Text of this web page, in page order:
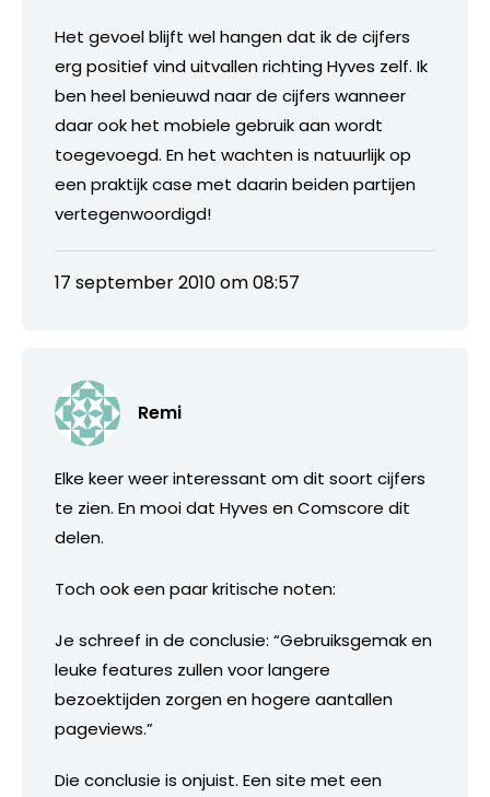
Het gevoel blijft wel hangen dat ik de cijfers
erg positief vind uitvallen richting Hyves zelf. Ik
ben heel benieuwd naar de cijfers wanneer
daar ook het mobiele gebruik aan wordt
toegevoegd. En het wachten is natuurlijk op
een praktijk case met daarin beiden partijen
vertegenwoordigd!
17 september 2010 om 08:57
Remi
Elke keer weer interessant om dit soort cijfers
te zien. En mooi dat Hyves en Comscore dit
delen.
Toch ook een paar kritische noten:
Je schreef in de conclusie: “Gebruiksgemak en
leuke features zullen voor langere
bezoektijden zorgen en hogere aantallen
pageviews.”
Die conclusie is onjuist. Een site met een